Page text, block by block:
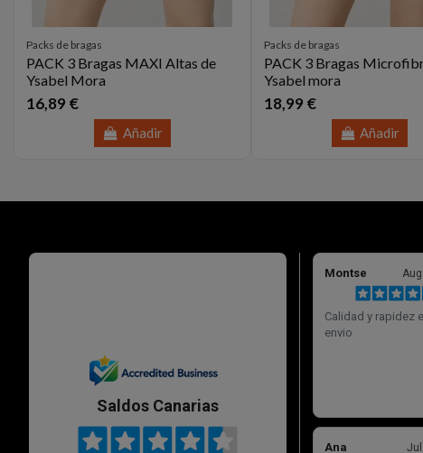
Packs de bragas
PACK 3 Bragas MAXI Altas de
Ysabel Mora
16,89 €
Añadir
Packs de bragas
PACK 3 Bragas
Ysabel mora
18,99 €
Añadir